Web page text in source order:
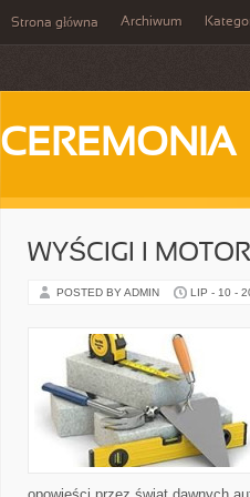
Strona główna Archiwum
CEREMONIA
WYŚCIGI I
POSTED BY ADMIN LIP - 10 -